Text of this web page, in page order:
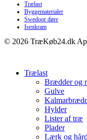
Trælast
Byggematerialer
Swedoor døre
Isenkram
© 2026 TræKøb24.dk
Trælast
Brædder og
Gulve
Hylder
Lister af træ
Plader
Lærk og